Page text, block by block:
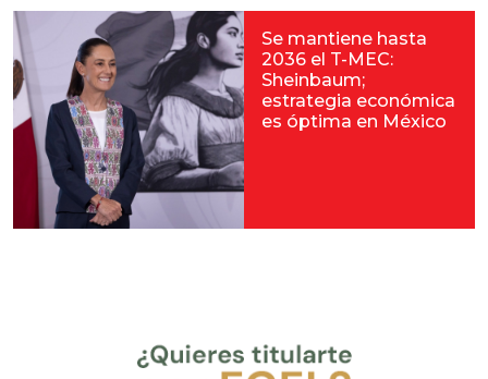
Se mantiene hasta
2036 el T-MEC:
Sheinbaum;
estrategia económica
es óptima en México